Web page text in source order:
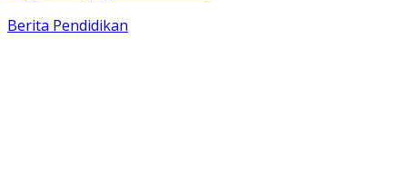
Berita Pendidikan